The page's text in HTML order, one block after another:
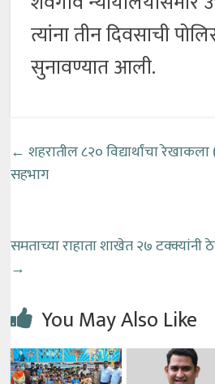
त्यांना तीन दिवसाची
सुनावण्यात आली.
← शहरातील ८२० विद्यार्थांचा रेखाकला
सहभाग
समताच्या राहाता शाखेत २७ टक्क्यांनी
→
You May Also Like